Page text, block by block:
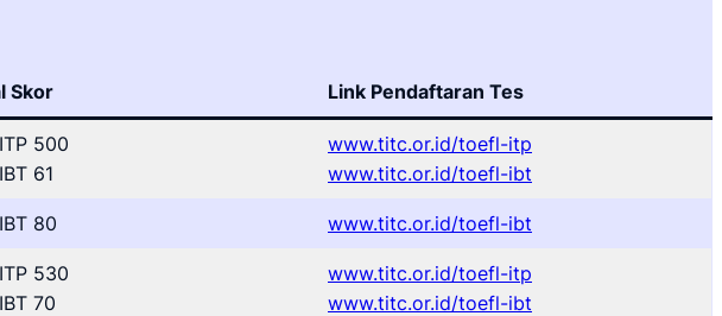
Skor Link Pendaftaran Tes
500
61
www.titc.or.id/toefl-itp
www.titc.or.id/toefl-ibt
80 www.titc.or.id/toefl-ibt
530
70
www.titc.or.id/toefl-itp
www.titc.or.id/toefl-ibt